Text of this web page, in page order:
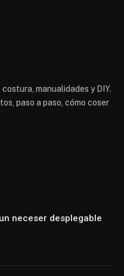
manualidades y DIY.
paso a paso, cómo coser
neceser desplegable